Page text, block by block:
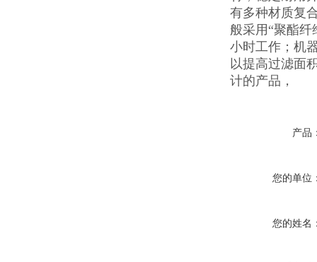
有多种材质复
般采用“聚酯纤
小时工作；机
以提高过滤面
计的产品，
产品
您的单位
您的姓名